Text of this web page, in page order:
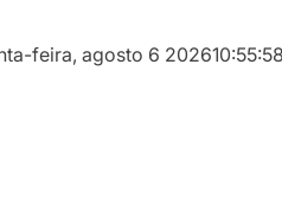
feira, agosto 6 202610:55:59